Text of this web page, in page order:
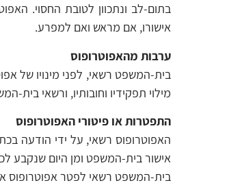
בתום-לב ונתכוון לטובת החסוי.
אישורו, אם מראש ואם למפרע.
ערבות מהאפוטרופוס
בית-המשפט רשאי, לפני מינויו של
מילוי תפקידיו וחובותיו, ורשאי
התפטרות או פיטורי האפוטרופוס
האפוטרופוס רשאי, על ידי הודעה
אישור בית-המשפט ומן היום שנקבע
בית-המשפט רשאי לפטר אפוטרופוס